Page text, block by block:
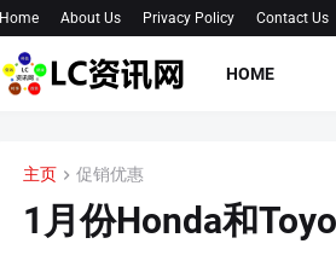
Home About Us Privacy Policy Contact Us
HOME
主页 促销优惠
1月份Honda和